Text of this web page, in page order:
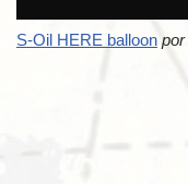
S-Oil HERE balloon por